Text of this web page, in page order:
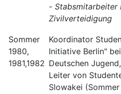
- Stabsmitarbeiter
Zivilverteidigung
Sommer
1980,
1981,1982
Koordinator
Initiative Berlin"
Deutschen
Leiter von
Slowakei